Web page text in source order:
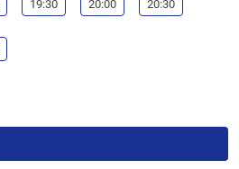
19:30 20:00 20:30